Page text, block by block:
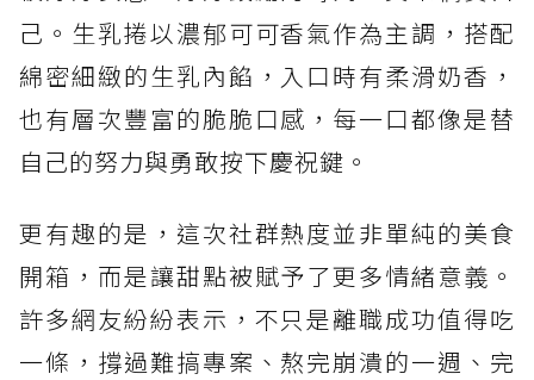
己。生乳捲以濃郁可可香氣作為主調，搭配
綿密細緻的生乳內餡，入口時有柔滑奶香，
也有層次豐富的脆脆口感，每一口都像是替
自己的努力與勇敢按下慶祝鍵。
更有趣的是，這次社群熱度並非單純的美食
開箱，而是讓甜點被賦予了更多情緒意義。
許多網友紛紛表示，不只是離職成功值得吃
一條，撐過難搞專案、熬完崩潰的一週、完